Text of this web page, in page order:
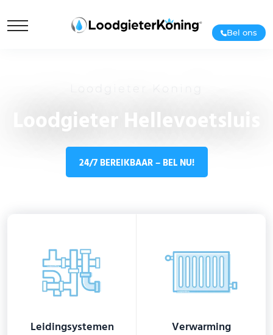
Bel ons
Loodgieter Hellevoetsluis
24/7 BEREIKBAAR – BEL NU!
Leidingsystemen Verwarming